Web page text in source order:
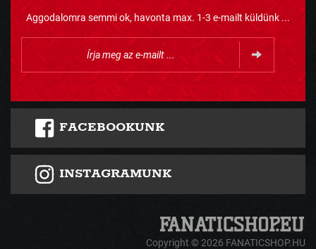
Aggodalomra semmi ok, havonta max. 1-3 e-mailt küldünk ...
FACEBOOKUNK
INSTAGRAMUNK
Copyright © 2026 FANATICSHOP.HU